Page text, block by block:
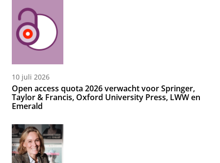
10 juli 2026
Open access quota 2026 verwacht voor Springer,
Taylor & Francis, Oxford University Press, LWW en
Emerald